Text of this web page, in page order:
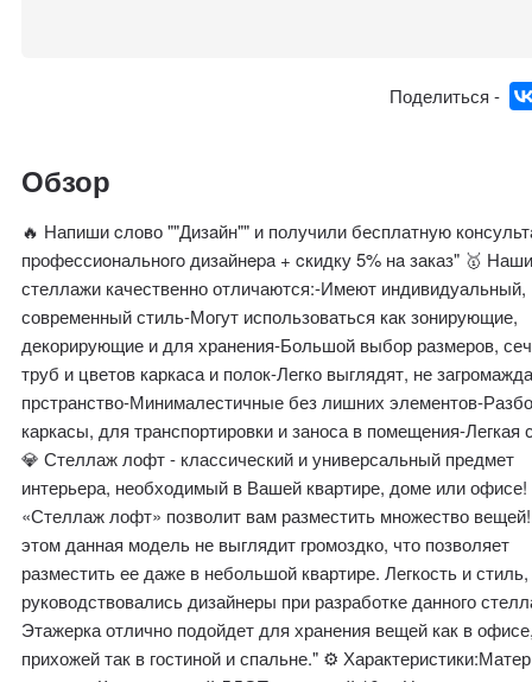
Поделиться -
Обзор
🔥 Напиши cлово ""Дизaйн"" и получили бесплатную
пpофeссиoнальнoгo дизайнepa + cкидку 5% нa заказ" 🥇
стеллажи качественно отличаются:-Имеют индивидуальный,
современный стиль-Могут использоваться как зонирующие,
декорирующие и для хранения-Большой выбор размеров,
труб и цветов каркаса и полок-Легко выглядят, не
прстранство-Минималестичные без лишних элементов-
каркасы, для транспортировки и заноса в помещения-Легкая
💎 Стеллаж лофт - классический и универсальный предмет
интерьера, необходимый в Вашей квартире, доме или офисе!
«Стеллаж лофт» позволит вам разместить множество
этом данная модель не выглядит громоздко, что позволяет
разместить ее даже в небольшой квартире. Легкость и
руководствовались дизайнеры при разработке данного
Этажерка отлично подойдет для хранения вещей как в
прихожей так в гостиной и спальне." ⚙️